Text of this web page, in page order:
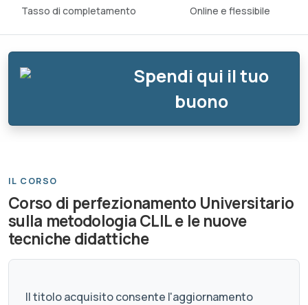
Tasso di completamento Online e flessibile
Spendi qui il tuo
buono
IL CORSO
Corso di perfezionamento Universitario
sulla metodologia CLIL e le nuove
tecniche didattiche
Il titolo acquisito consente l'aggiornamento